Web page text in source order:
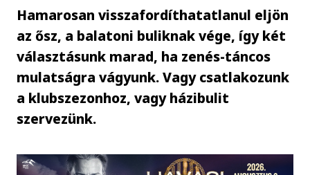
Hamarosan visszafordíthatatlanul eljön
az ősz, a balatoni buliknak vége, így két
választásunk marad, ha zenés-táncos
mulatságra vágyunk. Vagy csatlakozunk
a klubszezonhoz, vagy házibulit
szervezünk.